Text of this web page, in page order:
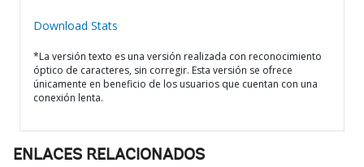
Download Stats
*La versión texto es una versión realizada con reconocimiento
óptico de caracteres, sin corregir. Esta versión se ofrece
únicamente en beneficio de los usuarios que cuentan con una
conexión lenta.
ENLACES RELACIONADOS